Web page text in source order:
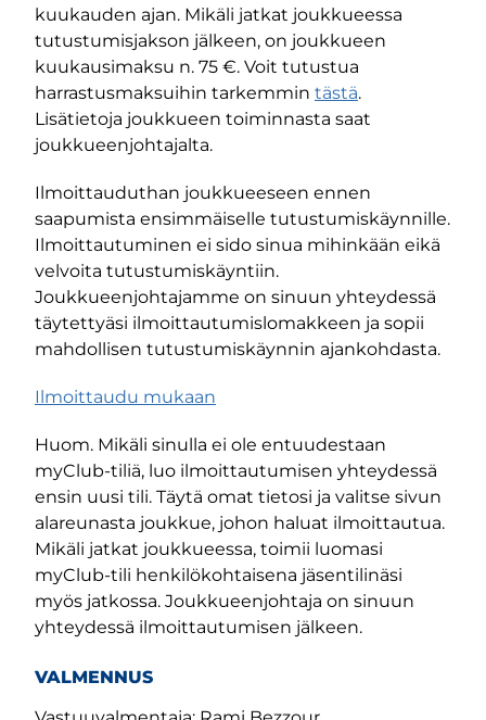
kuukauden ajan. Mikäli jatkat joukkueessa
tutustumisjakson jälkeen, on joukkueen
kuukausimaksu n. 75 €. Voit tutustua
harrastusmaksuihin tarkemmin tästä.
Lisätietoja joukkueen toiminnasta saat
joukkueenjohtajalta.
Ilmoittauduthan joukkueeseen ennen
saapumista ensimmäiselle tutustumiskäynnille.
Ilmoittautuminen ei sido sinua mihinkään eikä
velvoita tutustumiskäyntiin.
Joukkueenjohtajamme on sinuun yhteydessä
täytettyäsi ilmoittautumislomakkeen ja sopii
mahdollisen tutustumiskäynnin ajankohdasta.
Ilmoittaudu mukaan
Huom. Mikäli sinulla ei ole entuudestaan
myClub-tiliä, luo ilmoittautumisen yhteydessä
ensin uusi tili. Täytä omat tietosi ja valitse sivun
alareunasta joukkue, johon haluat ilmoittautua.
Mikäli jatkat joukkueessa, toimii luomasi
myClub-tili henkilökohtaisena jäsentilinäsi
myös jatkossa. Joukkueenjohtaja on sinuun
yhteydessä ilmoittautumisen jälkeen.
VALMENNUS